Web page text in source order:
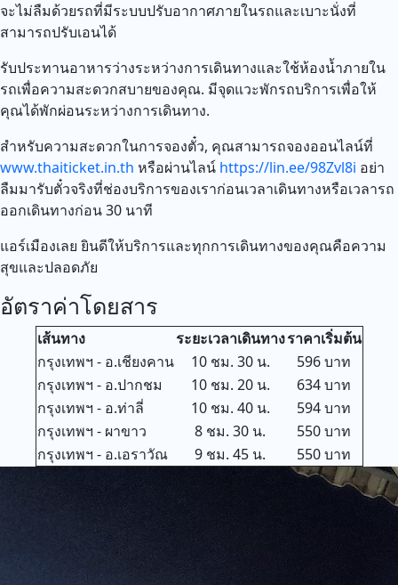
จะไม่ลืมด้วยรถที่มีระบบปรับอากาศภายในรถและเบาะนั่งที่
สามารถปรับเอนได้
รับประทานอาหารว่างระหว่างการเดินทางและใช้ห้องน้ำภายใน
รถเพื่อความสะดวกสบายของคุณ. มีจุดแวะพักรถบริการเพื่อให้
คุณได้พักผ่อนระหว่างการเดินทาง.
สำหรับความสะดวกในการจองตั๋ว, คุณสามารถจองออนไลน์ที่
www.thaiticket.in.th หรือผ่านไลน์ https://lin.ee/98Zvl8i อย่า
ลืมมารับตั๋วจริงที่ช่องบริการของเราก่อนเวลาเดินทางหรือเวลารถ
ออกเดินทางก่อน 30 นาที
แอร์เมืองเลย ยินดีให้บริการและทุกการเดินทางของคุณคือความ
สุขและปลอดภัย
อัตราค่าโดยสาร
เส้นทาง ระยะเวลาเดินทางราคาเริ่มต้น
กรุงเทพฯ - อ.เชียงคาน
10 ชม. 30 น.
596 บาท
กรุงเทพฯ - อ.ปากชม
10 ชม. 20 น.
634 บาท
กรุงเทพฯ - อ.ท่าลี่
10 ชม. 40 น.
594 บาท
กรุงเทพฯ - ผาขาว
8 ชม. 30 น.
550 บาท
กรุงเทพฯ - อ.เอราวัณ
9 ชม. 45 น. 550 บาท